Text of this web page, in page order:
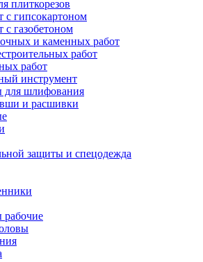
плиткорезов
с гипсокартоном
с газобетоном
и каменных работ
работ
работ
инструмент
для шлифования
и расшивки
защиты и спецодежда
рабочие